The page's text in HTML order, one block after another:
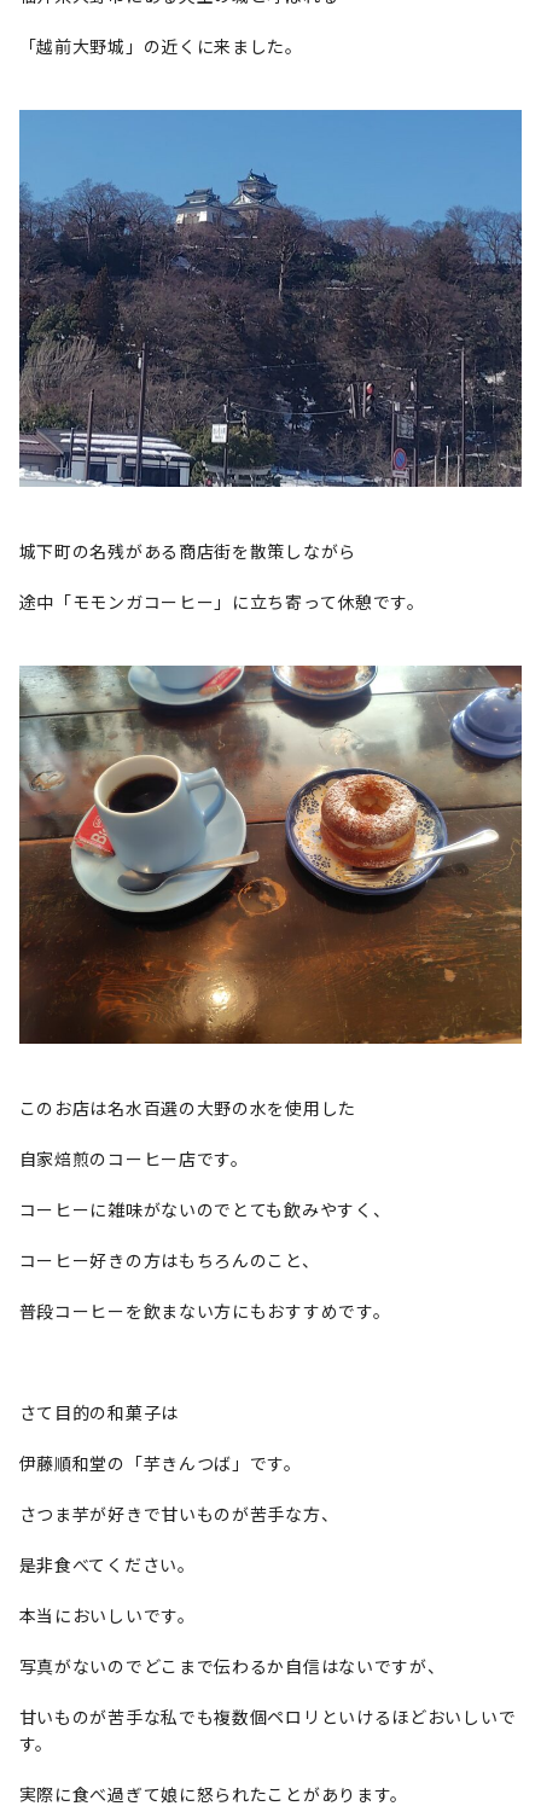
「越前大野城」の近くに来ました。
城下町の名残がある商店街を散策しながら
途中「モモンガコーヒー」に立ち寄って休憩です。
このお店は名水百選の大野の水を使用した
自家焙煎のコーヒー店です。
コーヒーに雑味がないのでとても飲みやすく、
コーヒー好きの方はもちろんのこと、
普段コーヒーを飲まない方にもおすすめです。
さて目的の和菓子は
伊藤順和堂の「芋きんつば」です。
さつま芋が好きで甘いものが苦手な方、
是非食べてください。
本当においしいです。
写真がないのでどこまで伝わるか自信はないですが、
甘いものが苦手な私でも複数個ペロリといけるほどおいしいで
す。
実際に食べ過ぎて娘に怒られたことがあります。